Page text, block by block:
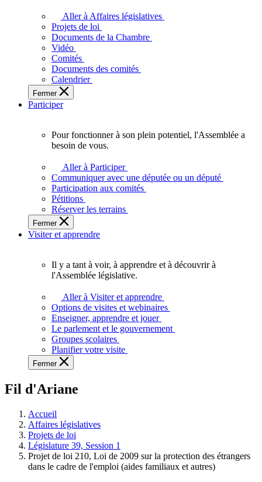
adopte
touchent
des
Ontariennes
et
Aller à Affaires législatives
Projets de loi
Documents de la Chambre
Vidéo
Comités
Documents des comités
Calendrier
Fermer
Participer
plein
potentiel,
l'Assemblée
a
besoin
de
Pour fonctionner à son plein potentiel, l'Assemblée a
besoin de vous.
Aller à Participer
Communiquer avec une députée ou un député
Participation aux comités
Pétitions
Réserver les terrains
Fermer
Visiter et apprendre
voir,
apprendre
et
à
à
législative.
Il y a tant à voir, à apprendre et à découvrir à
l'Assemblée législative.
Aller à Visiter et apprendre
Options de visites et webinaires
Enseigner, apprendre et jouer
Le parlement et le gouvernement
Groupes scolaires
Planifier votre visite
Fermer
Fil d'Ariane
Accueil
Affaires législatives
Projets de loi
Législature 39, Session 1
Projet de loi 210, Loi de 2009 sur la protection des étrangers
dans le cadre de l'emploi (aides familiaux et autres)